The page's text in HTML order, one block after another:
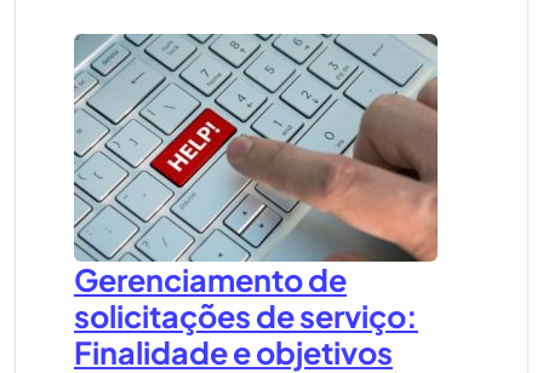
Gerenciamento de
solicitações de serviço:
Finalidade e objetivos